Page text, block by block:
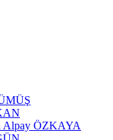
Alpay ÖZKAYA